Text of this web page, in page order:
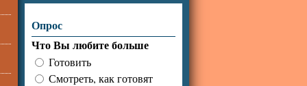
Опрос
Что Вы любите больше
Готовить
Смотреть, как готовят